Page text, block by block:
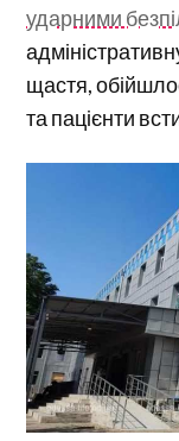
ударними
щастя,
та пацієнти